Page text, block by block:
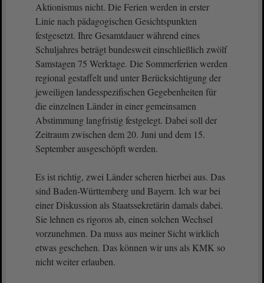
Aktionismus nicht. Die Ferien werden in erster
Linie nach pädagogischen Gesichtspunkten
festgesetzt. Ihre Gesamtdauer während eines
Schuljahres beträgt bundesweit einschließlich zwölf
Samstagen 75 Werktage. Die Sommerferien werden
regional gestaffelt und unter Berücksichtigung der
jeweiligen landesspezifischen Gegebenheiten für
die einzelnen Länder in einer gemeinsamen
Abstimmung langfristig festgelegt. Dabei soll der
Zeitraum zwischen dem 20. Juni und dem 15.
September ausgeschöpft werden.
Es ist richtig, zwei Länder scheren hierbei aus. Das
sind Baden-Württemberg und Bayern. Ich war bei
einer Diskussion als Staatssekretärin damals dabei.
Sie lehnen es rigoros ab, einen solchen Wechsel
vorzunehmen. Da muss aus meiner Sicht wirklich
etwas geschehen. Das können wir uns als KMK so
nicht weiter erlauben.